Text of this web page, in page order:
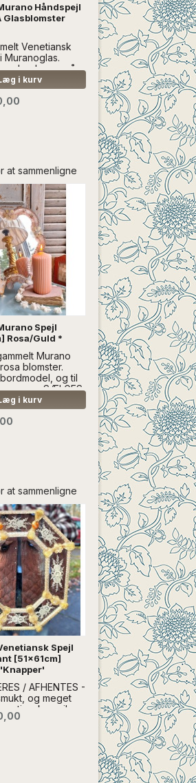
Håndspejl
Glasblomster
Venetiansk
Muranoglas.
ophæng på
mere
ANDEN
i kurv
at sammenligne
Spejl
Rosa/Guld *
Murano
blomster.
og til
mere SÆLGES
DEKORATION
i kurv
at sammenligne
Spejl
[51x61cm]
/ AFHENTES -
og meget
spejl.
en præget
Kontakt: info@froekenanker.dk